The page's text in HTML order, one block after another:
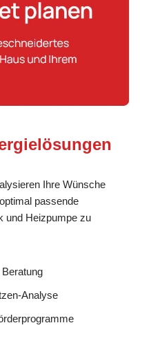
Ihre Wünsche
passende
und Heizpumpe zu
Analyse